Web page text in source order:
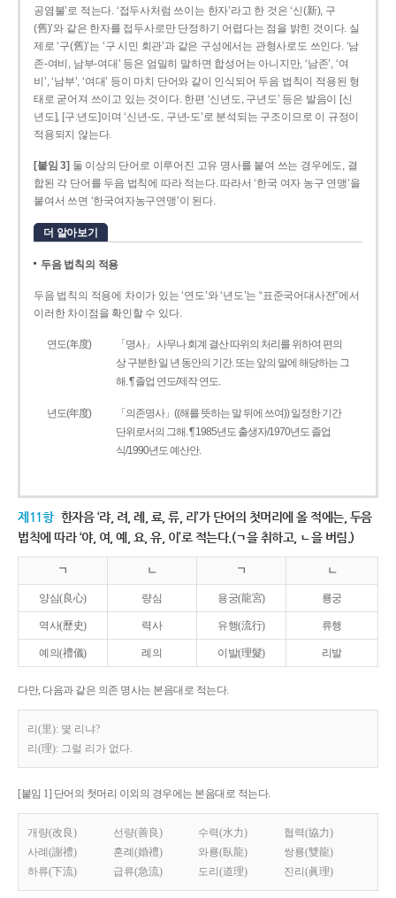
공염불’로 적는다. ‘접두사처럼 쓰이는 한자’라고 한 것은 ‘신(新), 구
(舊)’와 같은 한자를 접두사로만 단정하기 어렵다는 점을 밝힌 것이다. 실
제로 ‘구(舊)’는 ‘구 시민 회관’과 같은 구성에서는 관형사로도 쓰인다. ‘남
존­-여비, 남부-­여대’ 등은 엄밀히 말하면 합성어는 아니지만, ‘남존’, ‘여
비’, ‘남부’, ‘여대’ 등이 마치 단어와 같이 인식되어 두음 법칙이 적용된 형
태로 굳어져 쓰이고 있는 것이다. 한편 ‘신년도, 구년도’ 등은 발음이 [신
년도], [구ː년도]이며 ‘신년­-도, 구년-­도’로 분석되는 구조이므로 이 규정이
적용되지 않는다.
[붙임 3] 둘 이상의 단어로 이루어진 고유 명사를 붙여 쓰는 경우에도, 결
합된 각 단어를 두음 법칙에 따라 적는다. 따라서 ‘한국 여자 농구 연맹’을
붙여서 쓰면 ‘한국여자농구연맹’이 된다.
더 알아보기
두음 법칙의 적용
두음 법칙의 적용에 차이가 있는 ‘연도’와 ‘년도’는 “표준국어대사전”에서
이러한 차이점을 확인할 수 있다.
연도(年度)
「명사」 사무나 회계 결산 따위의 처리를 위하여 편의
상 구분한 일 년 동안의 기간. 또는 앞의 말에 해당하는 그
해. ¶ 졸업 연도/제작 연도.
년도(年度)
「의존명사」((해를 뜻하는 말 뒤에 쓰여)) 일정한 기간
단위로서의 그해. ¶ 1985년도 출생자/1970년도 졸업
식/1990년도 예산안.
제11항 한자음 ‘랴, 려, 례, 료, 류, 리’가 단어의 첫머리에 올 적에는, 두음
법칙에 따라 ‘야, 여, 예, 요, 유, 이’로 적는다.(ㄱ을 취하고, ㄴ을 버림.)
ㄱ ㄴ ㄱ ㄴ
양심(良心) 량심 용궁(龍宮) 룡궁
역사(歷史) 력사 유행(流行) 류행
예의(禮儀) 례의 이발(理髮) 리발
다만, 다음과 같은 의존 명사는 본음대로 적는다.
리(里): 몇 리냐?
리(理): 그럴 리가 없다.
[붙임 1] 단어의 첫머리 이외의 경우에는 본음대로 적는다.
개량(改良) 선량(善良) 수력(水力)
협력(協力)
사례(謝禮)
혼례(婚禮) 와룡(臥龍)
쌍룡(雙龍)
하류(下流)
급류(急流) 도리(道理) 진리(眞理)